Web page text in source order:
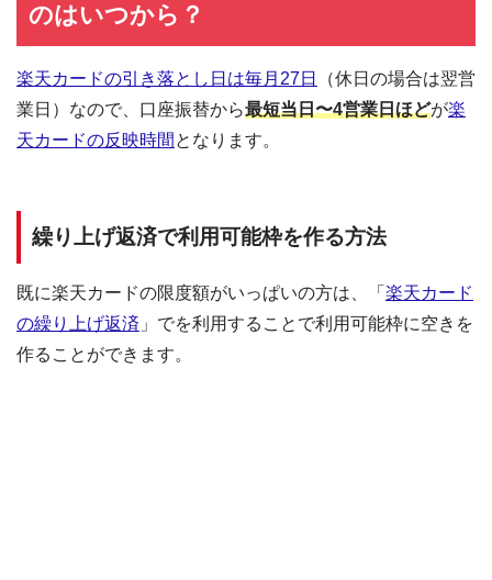
のはいつから？
楽天カードの引き落とし日は毎月27日
（休日の場合は翌営
業日）なので、口座振替から最短当日〜4営業日ほどが楽
天カードの反映時間 となります。
繰り上げ返済で利用可能枠を作る方法
既に楽天カードの限度額がいっぱいの方は、「 楽天カード
の繰り上げ返済 」でを利用することで利用可能枠に空きを
作ることができます。